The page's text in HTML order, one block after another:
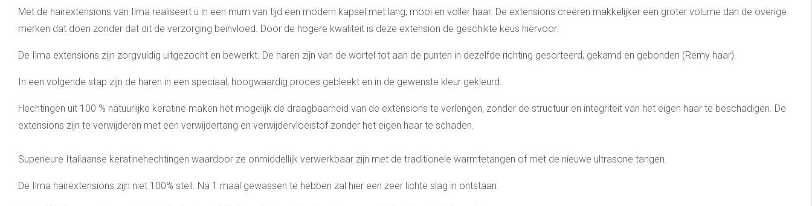
Met de hairextensions van Ilma realiseert u in een mum van tijd een modern kapsel met lang, mooi en voller haar. De extensions creëren makkelijker een groter volume dan de overige
merken dat doen zonder dat dit de verzorging beïnvloed. Door de hogere kwaliteit is deze extension de geschikte keus hiervoor.
De Ilma extensions zijn zorgvuldig uitgezocht en bewerkt. De haren zijn van de wortel tot aan de punten in dezelfde richting gesorteerd, gekamd en gebonden (Remy haar).
In een volgende stap zijn de haren in een speciaal, hoogwaardig proces gebleekt en in de gewenste kleur gekleurd.
Hechtingen uit 100 % natuurlijke keratine maken het mogelijk de draagbaarheid van de extensions te verlengen, zonder de structuur en integriteit van het eigen haar te beschadigen. De
extensions zijn te verwijderen met een verwijdertang en verwijdervloeistof zonder het eigen haar te schaden.
Superieure Italiaanse keratinehechtingen waardoor ze onmiddellijk verwerkbaar zijn met de traditionele warmtetangen of met de nieuwe ultrasone tangen.
De Ilma hairextensions zijn niet 100% steil. Na 1 maal gewassen te hebben zal hier een zeer lichte slag in ontstaan.